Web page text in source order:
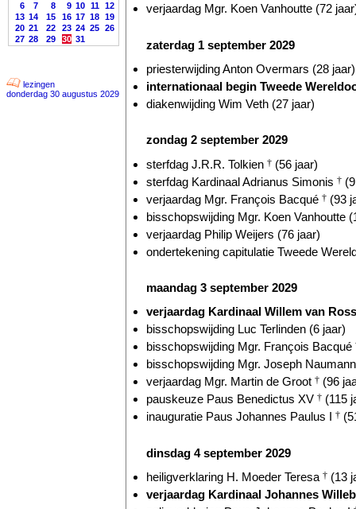
6
7 8 9 10 11 12
13 14 15 16 17 18 19
20 21 22 23 24 25 26
27 28 29 30 31
lezingen
donderdag 30 augustus 2029
verjaardag Mgr. Koen Vanhoutte (72
zaterdag 1 september 2029
priesterwijding Anton Overmars (28 jaar)
internationaal begin Tweede
diakenwijding Wim Veth (27 jaar)
zondag 2 september 2029
sterfdag J.R.R. Tolkien † (56 jaar)
sterfdag Kardinaal Adrianus Simonis †
verjaardag Mgr. François Bacqué † (93
bisschopswijding Mgr. Koen Vanhoutte
verjaardag Philip Weijers (76 jaar)
ondertekening capitulatie Tweede
maandag 3 september 2029
verjaardag Kardinaal Willem van
bisschopswijding Luc Terlinden (6 jaar)
bisschopswijding Mgr. François Bacqué
bisschopswijding Mgr. Joseph
verjaardag Mgr. Martin de Groot † (96
pauskeuze Paus Benedictus XV † (115
inauguratie Paus Johannes Paulus I †
dinsdag 4 september 2029
heiligverklaring H. Moeder Teresa † (13
verjaardag Kardinaal Johannes